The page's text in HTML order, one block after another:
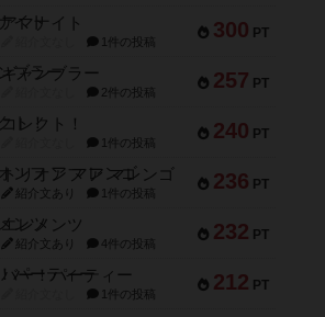
300 PT
アマナイト
1件の投稿
257 PT
ギャンブラー
2件の投稿
240 PT
コレクト！
1件の投稿
236 PT
トリオンフ ア マレンゴ
紹介文あり 1件の投稿
232 PT
エレメンツ
紹介文あり 4件の投稿
212 PT
バー！パーティー
1件の投稿